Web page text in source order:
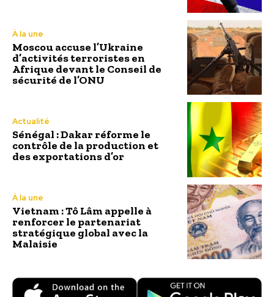
À la une
Moscou accuse l’Ukraine
d’activités terroristes en
Afrique devant le Conseil de
sécurité de l’ONU
Actualité
Sénégal : Dakar réforme le
contrôle de la production et
des exportations d’or
À la une
Vietnam : Tô Lâm appelle à
renforcer le partenariat
stratégique global avec la
Malaisie